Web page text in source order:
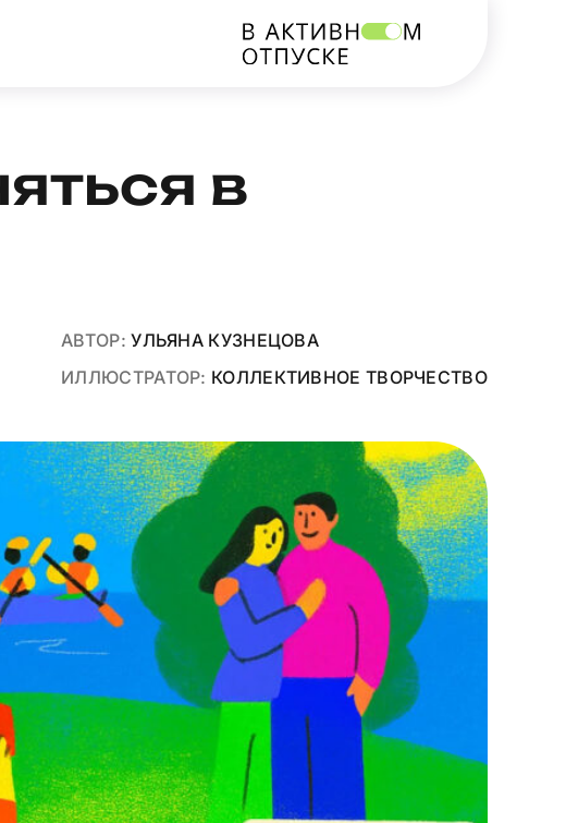
в
АВТОР:УЛЬЯНА КУЗНЕЦОВА
ИЛЛЮСТРАТОР: КОЛЛЕКТИВНОЕ ТВОРЧЕСТВО